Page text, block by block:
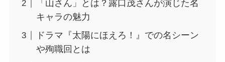
「山さん」とは？露口茂さんが演じた名
キャラの魅力
ドラマ『太陽にほえろ！』での名シーン
や殉職回とは